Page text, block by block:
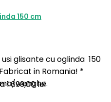
150 cm
glisante cu oglinda 150
in Romania! *
wenghe.
1.699,00 lei